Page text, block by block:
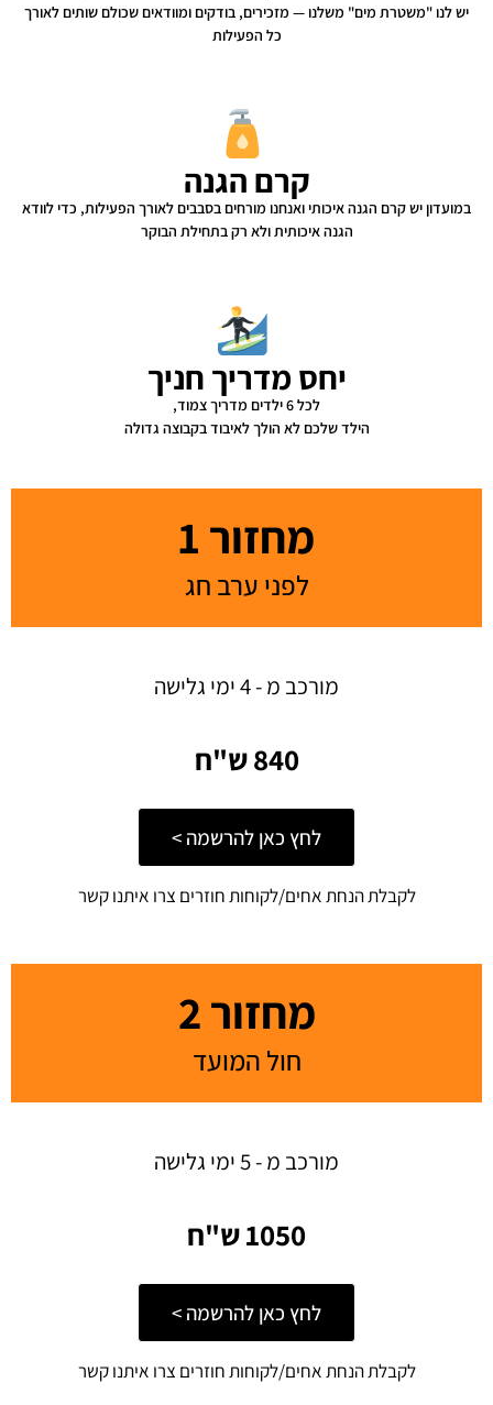
יש לנו "משטרת מים" משלנו — מזכירים, בודקים ומוודאים שכולם שותים לאורך
כל הפעילות
קרם הגנה
במועדון יש קרם הגנה איכותי ואנחנו מורחים בסבבים לאורך הפעילות, כדי לוודא
הגנה איכותית ולא רק בתחילת הבוקר
יחס מדריך חניך
לכל 6 ילדים מדריך צמוד,
הילד שלכם לא הולך לאיבוד בקבוצה גדולה
מחזור 1
לפני ערב חג
מורכב מ - 4 ימי גלישה
840 ש"ח
לחץ כאן להרשמה >
לקבלת הנחת אחים/לקוחות חוזרים צרו איתנו קשר
מחזור 2
חול המועד
מורכב מ - 5 ימי גלישה
1050 ש"ח
לחץ כאן להרשמה >
לקבלת הנחת אחים/לקוחות חוזרים צרו איתנו קשר